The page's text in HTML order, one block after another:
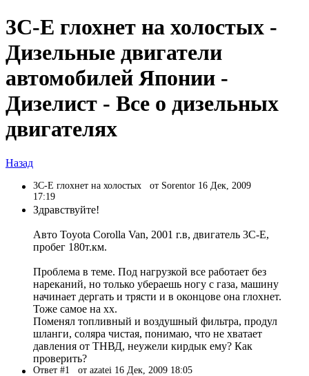
3С-E глохнет на холостых -
Дизельные двигатели
автомобилей Японии -
Дизелист - Все о дизельных
двигателях
Назад
3С-E глохнет на холостых от Sorentor 16 Дек, 2009
17:19
Здравствуйте!
Авто Toyota Corolla Van, 2001 г.в, двигатель 3С-Е,
пробег 180т.км.
Проблема в теме. Под нагрузкой все работает без
нареканий, но только убераешь ногу с газа, машину
начинает дергать и трясти и в оконцове она глохнет.
Тоже самое на хх.
Поменял топливный и воздушный фильтра, продул
шланги, соляра чистая, понимаю, что не хватает
давления от ТНВД, неужели кирдык ему? Как
проверить?
Ответ #1 от azatei 16 Дек, 2009 18:05